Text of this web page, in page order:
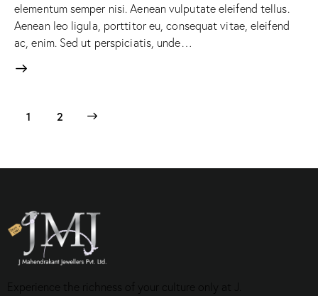
elementum semper nisi. Aenean vulputate eleifend tellus.
Aenean leo ligula, porttitor eu, consequat vitae, eleifend
ac, enim. Sed ut perspiciatis, unde…
1 2
Experience the richness of your culture only at J.